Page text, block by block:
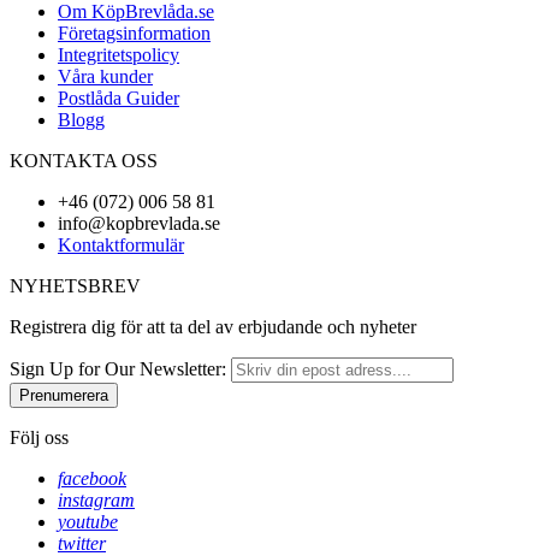
Om KöpBrevlåda.se
Företagsinformation
Integritetspolicy
Våra kunder
Postlåda Guider
Blogg
KONTAKTA OSS
+46 (072) 006 58 81
info@kopbrevlada.se
Kontaktformulär
NYHETSBREV
Registrera dig för att ta del av erbjudande och nyheter
Sign Up for Our Newsletter:
Prenumerera
Följ oss
facebook
instagram
youtube
twitter